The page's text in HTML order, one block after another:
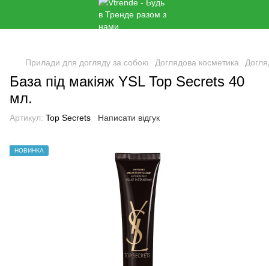
Прилади для догляду за собою Доглядова косметика
База під макіяж YSL Top Secrets 40
мл.
Артикул: Top Secrets Написати відгук
НОВИНКА